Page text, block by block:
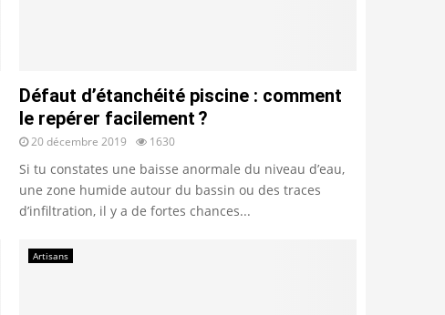
Défaut d’étanchéité piscine : comment
le repérer facilement ?
20 décembre 2019 1630
Si tu constates une baisse anormale du niveau d’eau,
une zone humide autour du bassin ou des traces
d’infiltration, il y a de fortes chances...
Artisans